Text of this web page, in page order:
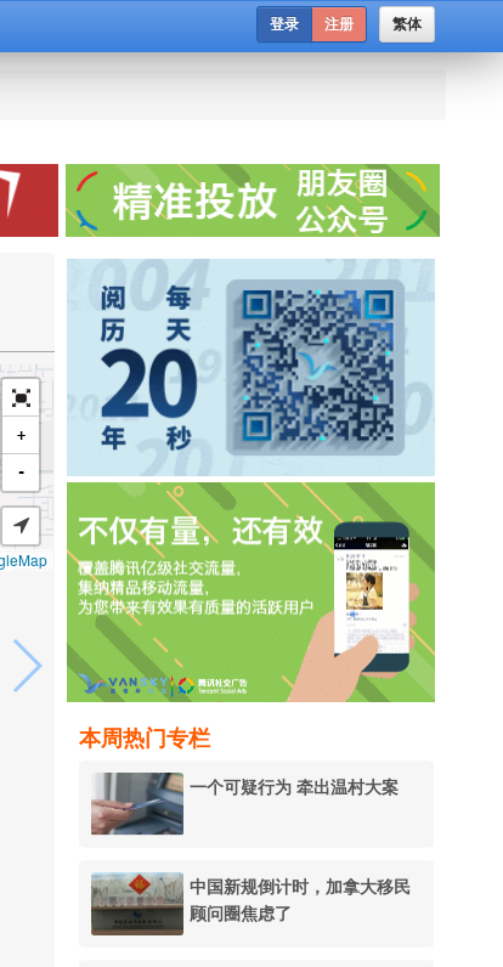
繁体
登录 注册
本周热门专栏
一个可疑行为 牵出温村大案
中国新规倒计时，加拿大移民
顾问圈焦虑了
+
-